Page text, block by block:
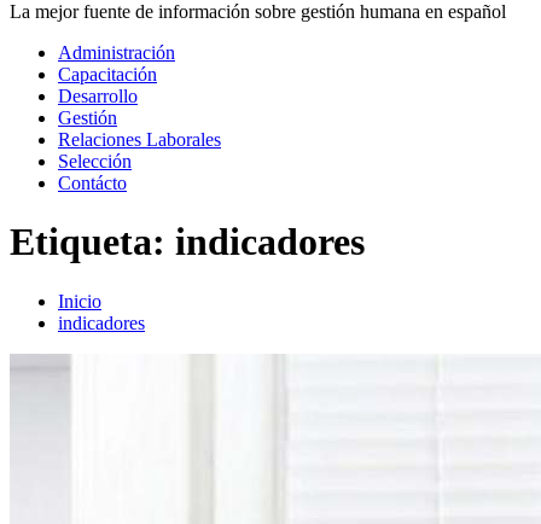
La mejor fuente de información sobre gestión humana en español
Menú
principal
Administración
Capacitación
Desarrollo
Gestión
Relaciones Laborales
Selección
Contácto
Etiqueta: indicadores
Inicio
indicadores